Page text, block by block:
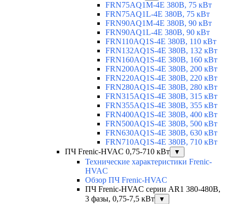
FRN75AQ1M-4E 380В, 75 кВт
FRN75AQ1L-4E 380В, 75 кВт
FRN90AQ1M-4E 380В, 90 кВт
FRN90AQ1L-4E 380В, 90 кВт
FRN110AQ1S-4E 380В, 110 кВт
FRN132AQ1S-4E 380В, 132 кВт
FRN160AQ1S-4E 380В, 160 кВт
FRN200AQ1S-4E 380В, 200 кВт
FRN220AQ1S-4E 380В, 220 кВт
FRN280AQ1S-4E 380В, 280 кВт
FRN315AQ1S-4E 380В, 315 кВт
FRN355AQ1S-4E 380В, 355 кВт
FRN400AQ1S-4E 380В, 400 кВт
FRN500AQ1S-4E 380В, 500 кВт
FRN630AQ1S-4E 380В, 630 кВт
FRN710AQ1S-4E 380В, 710 кВт
ПЧ Frenic-HVAC 0,75-710 кВт
▼
Технические характеристики Frenic-
HVAC
Обзор ПЧ Frenic-HVAC
ПЧ Frenic-HVAC серии AR1 380-480В,
3 фазы, 0,75-7,5 кВт
▼